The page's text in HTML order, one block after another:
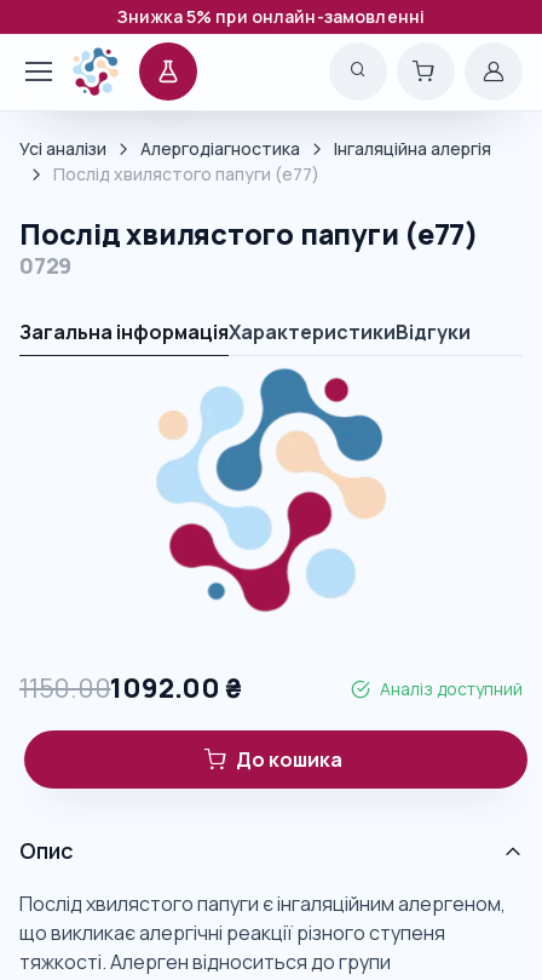
Знижка 5% при онлайн-замовленні
Усі аналізи Алергодіагностика
Інгаляційна алергія
Послід хвилястого папуги (e77)
Послід хвилястого папуги (e77)
0729
Загальна інформаціяХарактеристикиВідгуки
1150.001092.00 ₴ Аналіз доступний
До кошика
Опис
Послід хвилястого папуги є інгаляційним алергеном,
що викликає алергічні реакції різного ступеня
тяжкості. Алерген відноситься до групи